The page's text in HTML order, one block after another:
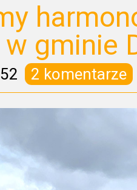
gminie
2 komentarze